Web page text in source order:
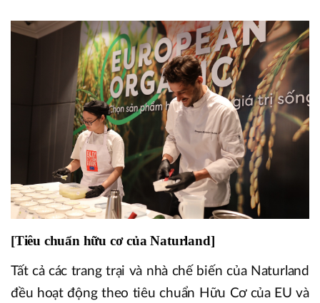
[Tiêu chuẩn hữu cơ của Naturland]
Tất cả các trang trại và nhà chế biến của Naturland
đều hoạt động theo tiêu chuẩn Hữu Cơ của EU và